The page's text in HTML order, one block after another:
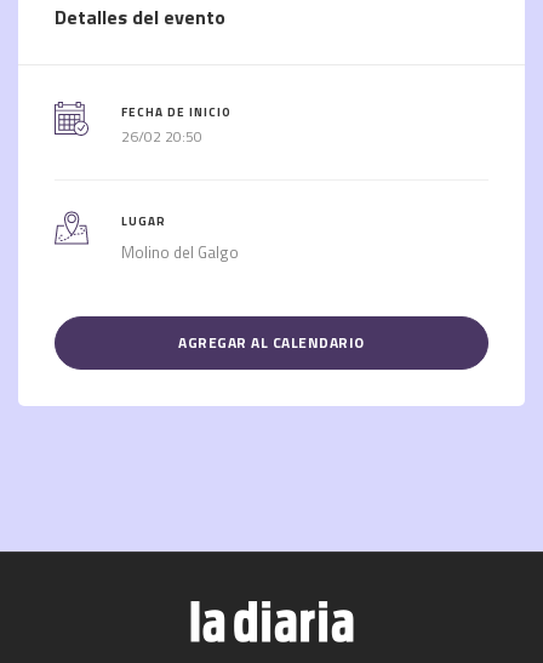
Detalles del evento
FECHA DE INICIO
26/02 20:50
LUGAR
Molino del Galgo
AGREGAR AL CALENDARIO